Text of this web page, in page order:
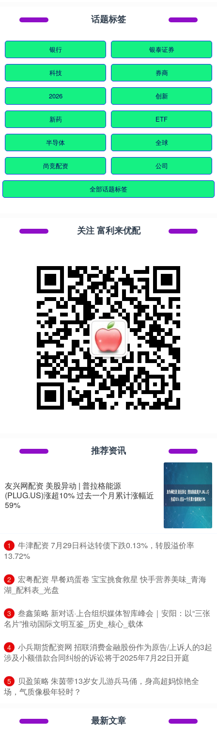
话题标签
银行 银泰证券
科技 券商
2026 创新
新药 ETF
半导体 全球
尚竞配资 公司
全部话题标签
关注 富利来优配
推荐资讯
友兴网配资 美股异动 | 普拉格能源
(PLUG.US)涨超10% 过去一个月累计涨幅近
59%
1
​牛津配资 7月29日科达转债下跌0.13%，转股溢价率
13.72%
2
​宏粤配资 早餐鸡蛋卷 宝宝挑食救星 快手营养美味_青海
湖_配料表_光盘
3
​叁鑫策略 新对话·上合组织媒体智库峰会｜安阳：以“三张
名片”推动国际文明互鉴_历史_核心_载体
4
​小兵期货配资网 招联消费金融股份作为原告/上诉人的3起
涉及小额借款合同纠纷的诉讼将于2025年7月22日开庭
5
​贝盈策略 朱茵带13岁女儿游兵马俑，身高超妈惊艳全
场，气质像极年轻时？
最新文章